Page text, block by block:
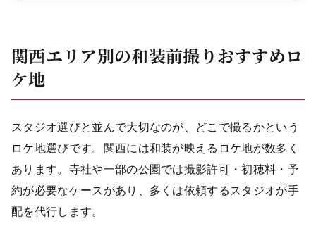
関西エリア別の和装前撮りおすすめロ
ケ地
スタジオ選びと並んで大切なのが、どこで撮るかという
ロケ地選びです。関西には和装が映えるロケ地が数多く
あります。寺社や一部の公園では撮影許可・初穂料・予
約が必要なケースがあり、多くは依頼するスタジオが手
配を代行します。